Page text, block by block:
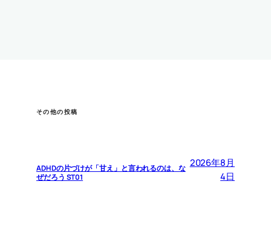
その他の投稿
ADHDの片づけが「甘え」と言われるのは、な
ぜだろう ST01
2026年8月
4日